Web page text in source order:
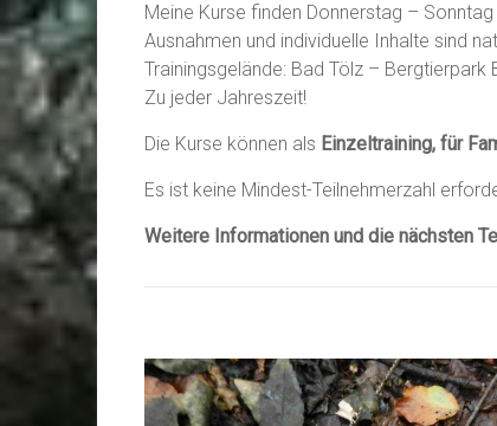
Meine Kurse finden Donnerstag –
Ausnahmen und individuelle Inhalte sind
Trainingsgelände: Bad Tölz – Bergtierpark
Zu jeder Jahreszeit!
Die Kurse können als Einzeltraining, für
Es ist keine Mindest-Teilnehmerzahl
Weitere Informationen und die nächsten